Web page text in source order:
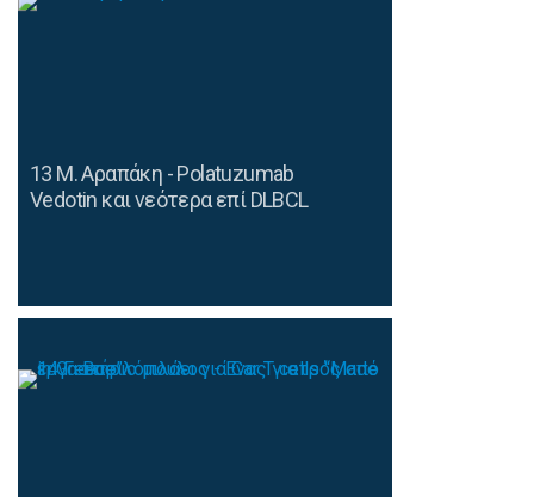
13 Μ. Αραπάκη - Polatuzumab
Vedotin και νεότερα επί DLBCL